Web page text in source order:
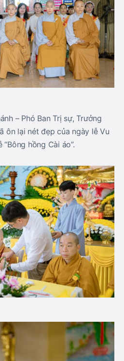
– Phó Ban Trị sự, Trưởng
ôn lại nét đẹp của ngày lễ Vu
hồng Cài áo”.